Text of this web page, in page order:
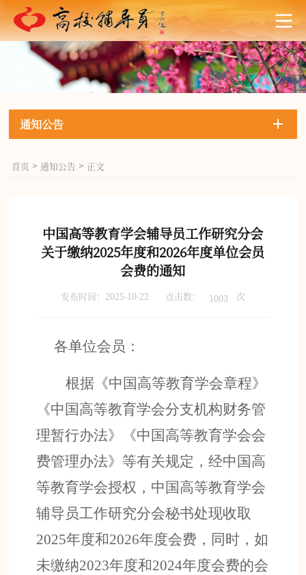
通知公告
首页 > 通知公告 > 正文
中国高等教育学会辅导员工作研究分会
关于缴纳2025年度和2026年度单位会员
会费的通知
发布时间：2025-10-22 点击数： 1003 次
各单位会员 ：
根据《中国高等教育学会章程》
《中国高等教育学会分支机构财务管
理暂行办法》《中国高等教育学会会
费管理办法》等有关规定 ，经中国高
等教育学会授权，中国高等教育学会
辅导员工作研究分会秘书处现收取
2025年度和2026年度会费 ， 同时，如
未缴纳2023年度和2024年度会费的会